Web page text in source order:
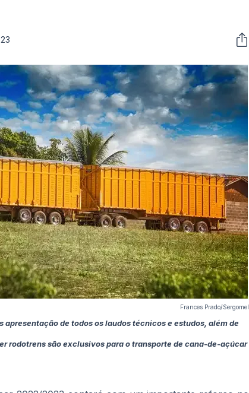
Frances Prado/Sergomel
apresentação de todos os laudos técnicos e estudos, além de
rodotrens são exclusivos para o transporte de cana-de-açúcar